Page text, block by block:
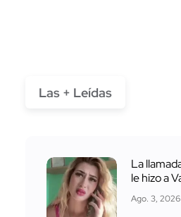
Las + Leídas
La
le hizo a
Ago. 3, 2026